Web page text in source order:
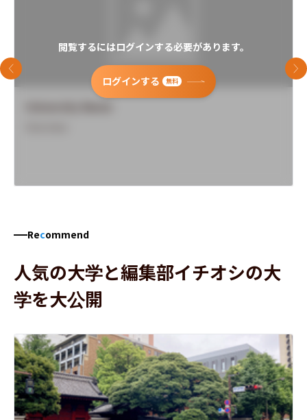
閲覧するにはログインする必要があります。
ログインする 無料
前のスライド 次
Recommend
人気の大学と編集部イチオシの大
学を大公開